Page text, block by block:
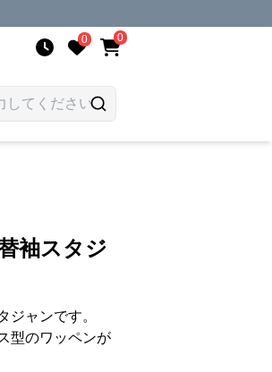
0 0
袖スタジ
ジャンです。
型のワッペンが